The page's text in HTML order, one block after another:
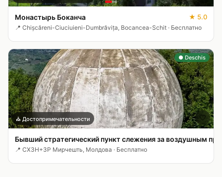
Монастырь Боканча ★ 5.0
📍 Chișcăreni-Ciuciuieni-Dumbrăvița, Bocancea-Schit · Бесплатно
● Deschis
⛪ Достопримечательности 🤍
Бывший стратегический пункт слежения за воздушным
📍 CX3H+3P Мирчешть, Молдова · Бесплатно